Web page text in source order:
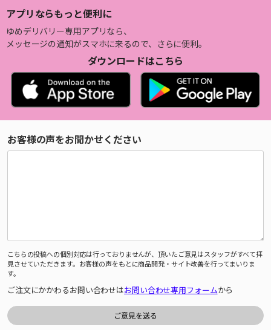
アプリならもっと便利に
ゆめデリバリー専用アプリなら、
メッセージの通知がスマホに来るので、さらに便利。
ダウンロードはこちら
お客様の声をお聞かせください
こちらの投稿への個別対応は行っておりませんが、頂いたご意見はスタッフがすべて拝
見させていただきます。お客様の声をもとに商品開発・サイト改善を行ってまいりま
す。
ご注文にかかわるお問い合わせはお問い合わせ専用フォームから